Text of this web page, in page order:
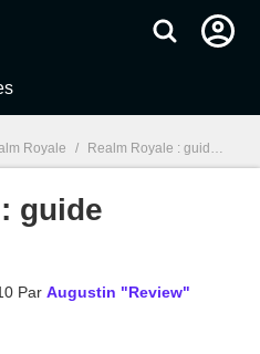
Royale / Realm Royale : guide assassin
guide
Par Augustin "Review"